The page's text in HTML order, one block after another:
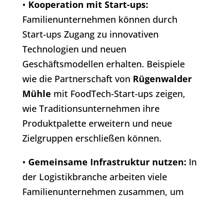
• Kooperation mit Start-ups:
Familienunternehmen können durch
Start-ups Zugang zu innovativen
Technologien und neuen
Geschäftsmodellen erhalten. Beispiele
wie die Partnerschaft von Rügenwalder
Mühle mit FoodTech-Start-ups zeigen,
wie Traditionsunternehmen ihre
Produktpalette erweitern und neue
Zielgruppen erschließen können.
• Gemeinsame Infrastruktur nutzen: In
der Logistikbranche arbeiten viele
Familienunternehmen zusammen, um